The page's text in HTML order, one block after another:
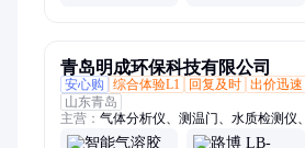
青岛明成环保科技有限公司
安心购
综合体验L1 回复及时 出价迅速
山东青岛
主营： 气体分析仪、测温门、水质检测仪
样器、实验室仪器、恶臭检测采样、汽车